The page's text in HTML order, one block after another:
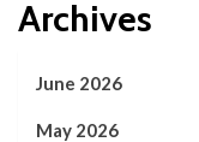
Archives
June 2026
May 2026